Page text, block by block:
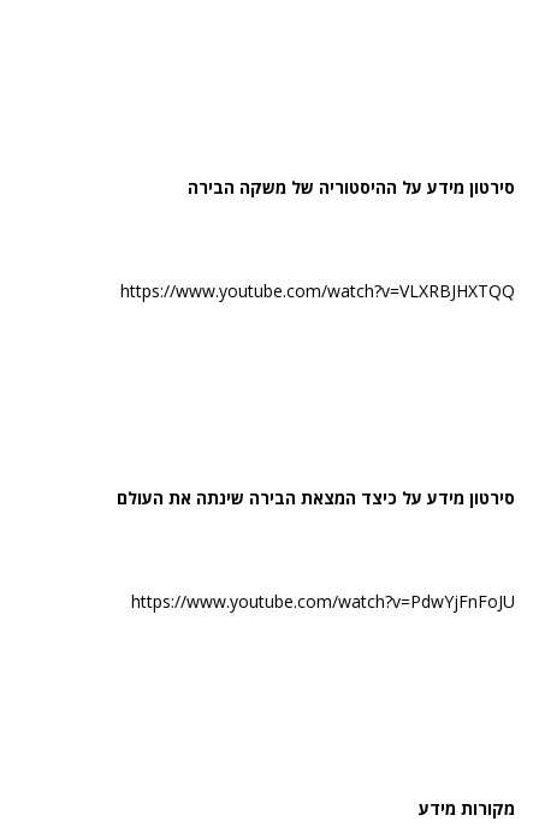
סירטון מידע על ההיסטוריה של משקה הבירה
https://www.youtube.com/watch?v=VLXRBJHXTQQ
סירטון מידע על כיצד המצאת הבירה שינתה את העולם
https://www.youtube.com/watch?v=PdwYjFnFoJU
מקורות מידע